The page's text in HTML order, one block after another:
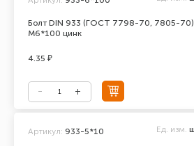
Болт DIN 933 (ГОСТ 7798-70, 7805-70)
М6*100 цинк
4.35 ₽
Артикул: 933-5*10 Ед. изм.